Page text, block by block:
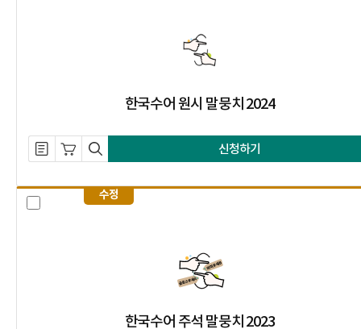
한국수어 원시 말뭉치 2024
설명 자료 내려받기
장바구니 담기
미리보기 신청하기
수정
한국수어 주석 말뭉치 2023